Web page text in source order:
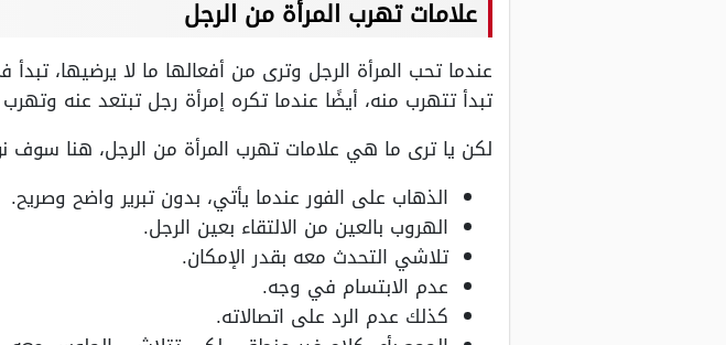
علامات تهرب المرأة من الرجل
عندما تحب المرأة الرجل وترى من أفعالها ما لا يرضيها،
تبدأ تتهرب منه، أيضًا عندما تكره إمرأة رجل تبتعد عنه
لكن يا ترى ما هي علامات تهرب المرأة من الرجل، هنا سوف
الذهاب على الفور عندما يأتي، بدون تبرير واضح وصريح.
الهروب بالعين من الالتقاء بعين الرجل.
تلاشي التحدث معه بقدر الإمكان.
عدم الابتسام في وجه.
كذلك عدم الرد على اتصالاته.